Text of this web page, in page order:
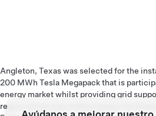
Angleton, Texas was selected for the
200 MWh Tesla Megapack that is
energy market whilst providing grid
region which was without power for three